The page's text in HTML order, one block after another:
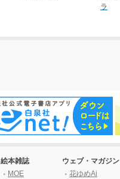
ラ
絵本雑誌
MOE
ウェブ・マガジン
花ゆめAi